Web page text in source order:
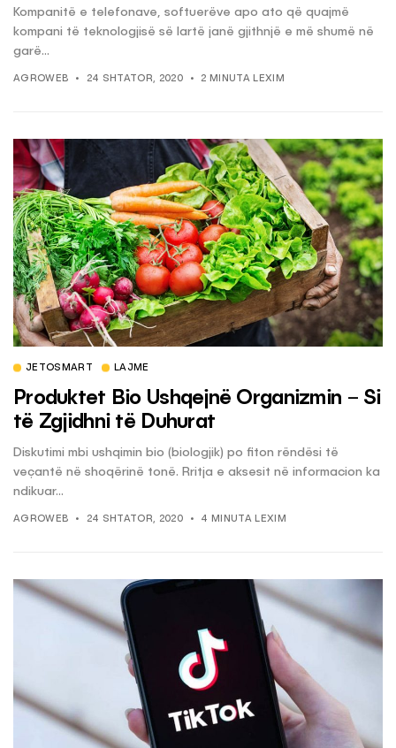
Kompanitë e telefonave, softuerëve apo ato që quajmë
kompani të teknologjisë së lartë janë gjithnjë e më shumë në
garë...
AGROWEB 24 SHTATOR, 2020 2 MINUTA LEXIM
JETOSMART LAJME
Produktet Bio Ushqejnë Organizmin – Si
të Zgjidhni të Duhurat
Diskutimi mbi ushqimin bio (biologjik) po fiton rëndësi të
veçantë në shoqërinë tonë. Rritja e aksesit në informacion ka
ndikuar...
AGROWEB 24 SHTATOR, 2020 4 MINUTA LEXIM